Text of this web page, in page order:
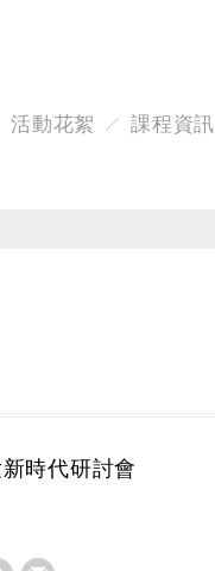
活動花絮 課程資訊
時代研討會